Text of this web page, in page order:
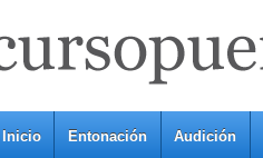
Inicio Entonación Audición